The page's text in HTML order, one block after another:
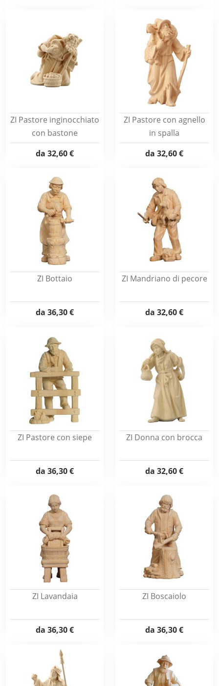
ZI Pastore inginocchiato
con bastone
da 32,60 €
ZI Pastore con agnello
in spalla
da 32,60 €
ZI Bottaio
da 36,30 €
ZI Mandriano di pecore
da 32,60 €
ZI Pastore con siepe
da 36,30 €
ZI Donna con brocca
da 32,60 €
ZI Lavandaia
da 36,30 €
ZI Boscaiolo
da 36,30 €